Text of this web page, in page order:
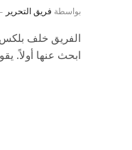
بواسطة فريق التحرير
الفريق خلف بلكس
ابحث عنها أولاً.